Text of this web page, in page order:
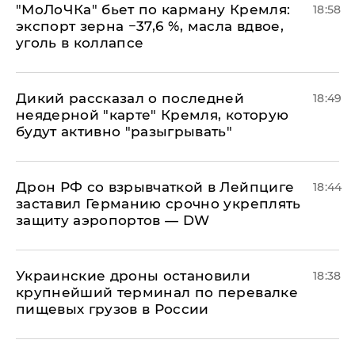
​"МоЛоЧКа" бьет по карману Кремля:
экспорт зерна −37,6 %, масла вдвое,
уголь в коллапсе
18:58
Дикий рассказал о последней
неядерной "карте" Кремля, которую
будут активно "разыгрывать"
18:49
​Дрон РФ со взрывчаткой в Лейпциге
заставил Германию срочно укреплять
защиту аэропортов — DW
18:44
Украинские дроны остановили
крупнейший терминал по перевалке
пищевых грузов в России
18:38